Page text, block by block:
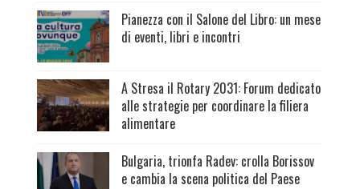
Pianezza con il Salone del Libro: un mese
di eventi, libri e incontri
A Stresa il Rotary 2031: Forum dedicato
alle strategie per coordinare la filiera
alimentare
Bulgaria, trionfa Radev: crolla Borissov
e cambia la scena politica del Paese